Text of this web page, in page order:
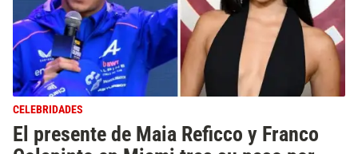
CELEBRIDADES
El presente de Maia Reficco y Franco